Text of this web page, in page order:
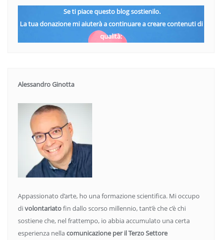
Se ti piace questo blog sostienilo.
La tua donazione mi aiuterà a continuare a creare contenuti di
qualità:
Alessandro Ginotta
Appassionato d’arte, ho una formazione scientifica. Mi occupo
divolontariatofin dallo scorso millennio, tant’è che c’è chi
sostiene che, nel frattempo, io abbia accumulato una certa
esperienza nellacomunicazione per il Terzo Settore